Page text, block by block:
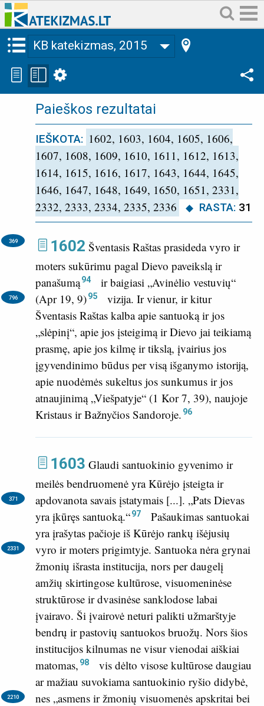
KB katekizmas, 2015
Paieškos rezultatai
IEŠKOTA: 1602, 1603, 1604, 1605, 1606,
1607, 1608, 1609, 1610, 1611, 1612, 1613,
1614, 1615, 1616, 1617, 1643, 1644, 1645,
1646, 1647, 1648, 1649, 1650, 1651, 2331,
2332, 2333, 2334, 2335, 2336
RASTA: 31
1602
369
Šventasis Raštas prasideda vyro ir
moters sukūrimu pagal Dievo paveikslą ir
panašumą94
ir baigiasi „Avinėlio vestuvių“
(Apr 19, 9)95 vizija.
796
Ir vienur, ir kitur
Šventasis Raštas kalba apie santuoką ir jos
„slėpinį“, apie jos įsteigimą ir Dievo jai teikiamą
prasmę, apie jos kilmę ir tikslą, įvairius jos
įgyvendinimo būdus per visą išganymo istoriją,
apie nuodėmės sukeltus jos sunkumus ir jos
atnaujinimą „Viešpatyje“ (1 Kor 7, 39), naujoje
Kristaus ir Bažnyčios Sandoroje. 96
1603 Glaudi santuokinio gyvenimo ir
meilės bendruomenė yra Kūrėjo įsteigta ir
apdovanota savais įstatymais [...].
371
„Pats Dievas
yra įkūręs santuoką.“97
Pašaukimas santuokai
yra įrašytas pačioje iš Kūrėjo rankų išėjusių
vyro ir moters prigimtyje.
2331
Santuoka nėra grynai
žmonių išrasta institucija, nors per daugelį
amžių skirtingose kultūrose, visuomeninėse
struktūrose ir dvasinėse sanklodose labai
įvairavo. Ši įvairovė neturi palikti užmarštyje
bendrų ir pastovių santuokos bruožų. Nors šios
institucijos kilnumas ne visur vienodai aiškiai
matomas, 98
vis dėlto visose kultūrose daugiau
ar mažiau suvokiama santuokinio ryšio didybė,
nes
2210
„asmens ir žmonių visuomenės apskritai bei